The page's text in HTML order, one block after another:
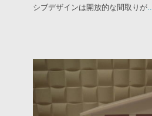
シブデザインは開放的な間取りが